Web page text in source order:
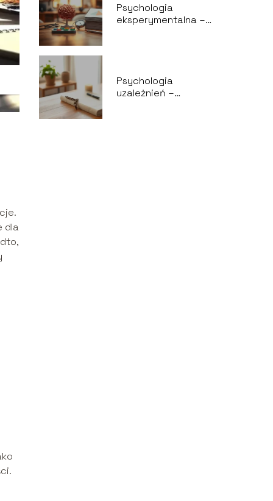
dla
Psychologia
eksperymentalna –
Psychologia
uzależnień –